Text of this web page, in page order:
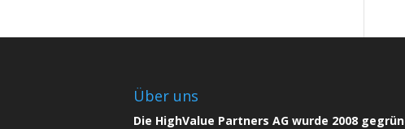
Über uns
Die HighValue Partners AG wurde 2008